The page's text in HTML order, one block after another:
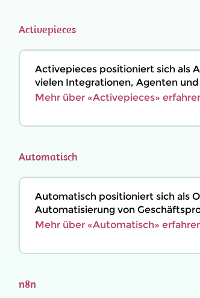
Activepieces
Activepieces positioniert sich
vielen Integrationen, Agenten
Mehr über «Activepieces»
Automatisch
Automatisch positioniert sich als
Automatisierung von
Mehr über «Automatisch»
n8n